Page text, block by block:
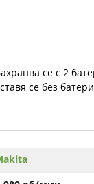
се с 2
се без